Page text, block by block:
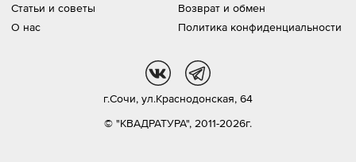
Статьи и советы
О нас
Возврат и обмен
Политика конфиденциальности
© "КВАДРАТУРА", 2011-2026г.
г.Сочи, ул.Краснодонская, 64
vk